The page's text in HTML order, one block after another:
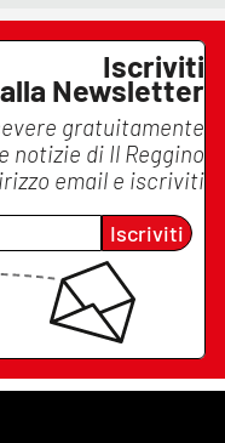
Iscriviti
alla Newsletter
gratuitamente
notizie di Il Reggino
email e iscriviti
Iscriviti